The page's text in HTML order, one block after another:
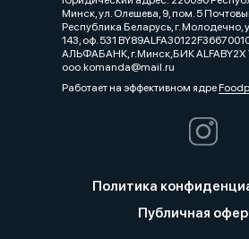
Минск, ул. Олешева, 9, пом. 5
Республика Беларусь, г. Молодечно,
143, оф. 531
АЛЬФАБАНК, г.Минск,БИК
ooo.komanda@mail.ru
Работает на эффективном ядре
Политика
Публичная